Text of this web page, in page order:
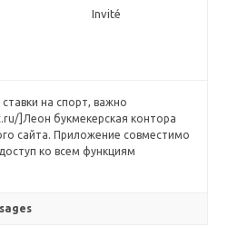
Invité
на спорт, важно
]Леон букмекерская контора
сайта. Приложение совместимо
ко всем функциям